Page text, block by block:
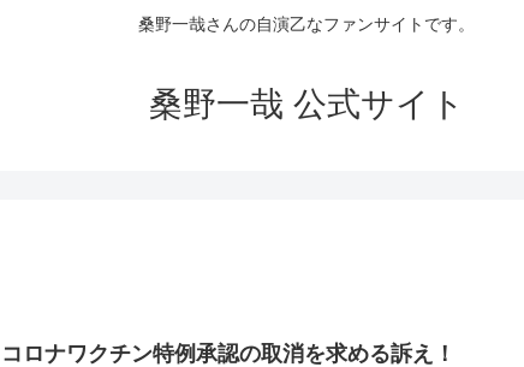
桑野一哉さんの自演乙なファンサイトです。
桑野一哉 公式サイト
コロナワクチン特例承認の取消を求める訴え！